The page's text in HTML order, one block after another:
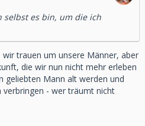
selbst es bin, um die ich
trauen um unsere Männer, aber
die wir nun nicht mehr erleben
geliebten Mann alt werden und
verbringen - wer träumt nicht